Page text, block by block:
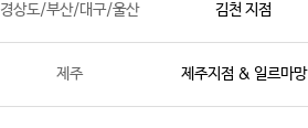
경상도/부산/대구/울산 김천 지점
제주 제주지점 & 일르마망